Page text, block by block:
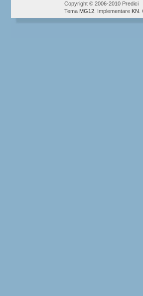
Copyright © 2006-2010 Predici
Tema MG12 . Implementare KN